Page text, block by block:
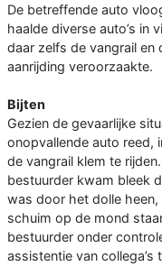
De betreffende auto
haalde diverse auto’s in
daar zelfs de vangrail
aanrijding veroorzaakte.
Bijten
Gezien de gevaarlijke
onopvallende auto reed,
de vangrail klem te
bestuurder kwam bleek
was door het dolle
schuim op de mond
bestuurder onder
assistentie van